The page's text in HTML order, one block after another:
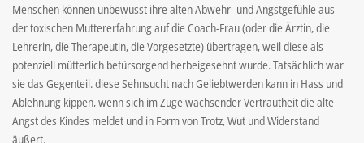
Menschen können unbewusst ihre alten Abwehr- und Angstgefühle aus
der toxischen Muttererfahrung auf die Coach-Frau (oder die Ärztin, die
Lehrerin, die Therapeutin, die Vorgesetzte) übertragen, weil diese als
potenziell mütterlich befürsorgend herbeigesehnt wurde. Tatsächlich war
sie das Gegenteil. diese Sehnsucht nach Geliebtwerden kann in Hass und
Ablehnung kippen, wenn sich im Zuge wachsender Vertrautheit die alte
Angst des Kindes meldet und in Form von Trotz, Wut und Widerstand
äußert.